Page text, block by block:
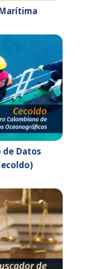
VIRTUAL
PARA EL
DE TSUNAMI
miércoles
DE
- DTEC6.
París, Francia.
DE FACTOR
FORMACIÓN Y
(HTW) – 12º
OMI (Londres,
Unido)
VIRTUAL
PARA EL
EJERCICIO REGIONAL
DE TSUNAMI
WAVE 26
de Datos